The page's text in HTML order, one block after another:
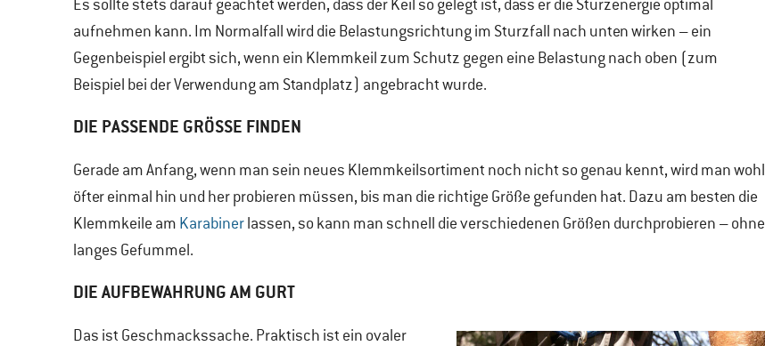
Es sollte stets darauf geachtet werden, dass der Keil so gelegt ist, dass er die Sturzenergie optimal
aufnehmen kann. Im Normalfall wird die Belastungsrichtung im Sturzfall nach unten wirken – ein
Gegenbeispiel ergibt sich, wenn ein Klemmkeil zum Schutz gegen eine Belastung nach oben (zum
Beispiel bei der Verwendung am Standplatz) angebracht wurde.
DIE PASSENDE GRÖSSE FINDEN
Gerade am Anfang, wenn man sein neues Klemmkeilsortiment noch nicht so genau kennt, wird man wohl
öfter einmal hin und her probieren müssen, bis man die richtige Größe gefunden hat. Dazu am besten die
Klemmkeile am Karabinerlassen, so kann man schnell die verschiedenen Größen durchprobieren – ohne
langes Gefummel.
DIE AUFBEWAHRUNG AM GURT
Das ist Geschmackssache. Praktisch ist ein ovaler